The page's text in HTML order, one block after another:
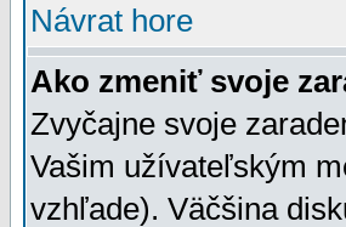
Návrat hore
Ako zmeniť svoje
Zvyčajne svoje
Vašim užívateľským
vzhľade). Väčšina